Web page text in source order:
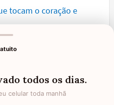
tocam o coração e
vão encher você de
declare o seu amor com
todos os dias.
celular toda manhã